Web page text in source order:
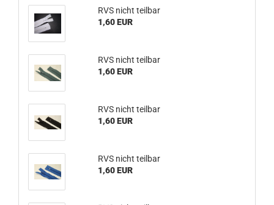
RVS nicht teilbar
1,60 EUR
RVS nicht teilbar
1,60 EUR
RVS nicht teilbar
1,60 EUR
RVS nicht teilbar
1,60 EUR